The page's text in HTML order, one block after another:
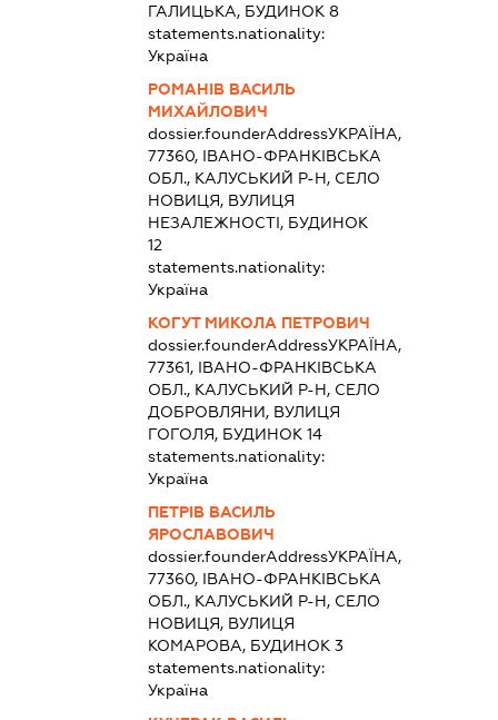
ГАЛИЦЬКА, БУДИНОК 8
statements.nationality:
Україна
РОМАНІВ ВАСИЛЬ
МИХАЙЛОВИЧ
dossier.founderAddressУКРАЇНА,
77360, ІВАНО-ФРАНКІВСЬКА
ОБЛ., КАЛУСЬКИЙ Р-Н, СЕЛО
НОВИЦЯ, ВУЛИЦЯ
НЕЗАЛЕЖНОСТІ, БУДИНОК
12
statements.nationality:
Україна
КОГУТ МИКОЛА ПЕТРОВИЧ
dossier.founderAddressУКРАЇНА,
77361, ІВАНО-ФРАНКІВСЬКА
ОБЛ., КАЛУСЬКИЙ Р-Н, СЕЛО
ДОБРОВЛЯНИ, ВУЛИЦЯ
ГОГОЛЯ, БУДИНОК 14
statements.nationality:
Україна
ПЕТРІВ ВАСИЛЬ
ЯРОСЛАВОВИЧ
dossier.founderAddressУКРАЇНА,
77360, ІВАНО-ФРАНКІВСЬКА
ОБЛ., КАЛУСЬКИЙ Р-Н, СЕЛО
НОВИЦЯ, ВУЛИЦЯ
КОМАРОВА, БУДИНОК 3
statements.nationality:
Україна